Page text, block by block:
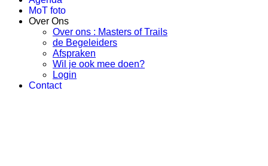
MoT foto
Over Ons
Over ons : Masters of Trails
de Begeleiders
Afspraken
Wil je ook mee doen?
Login
Contact